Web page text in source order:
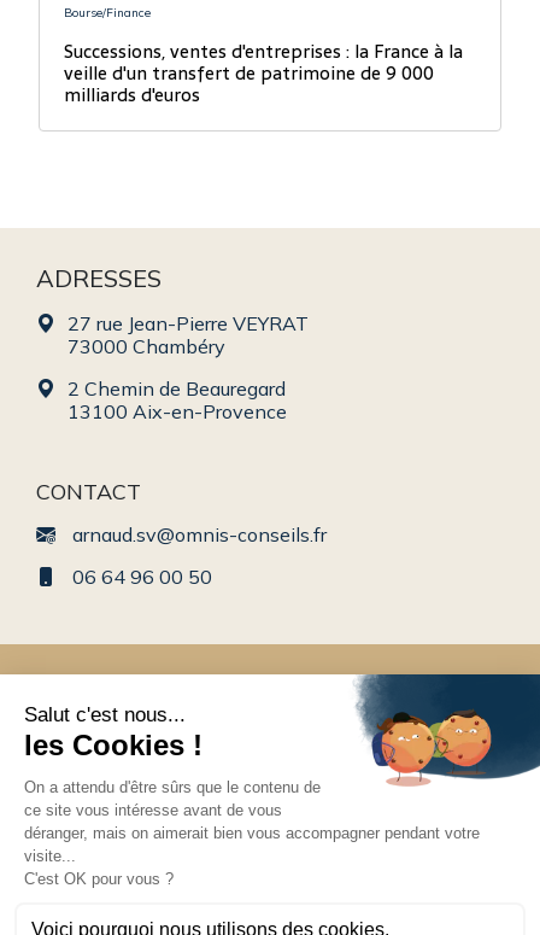
Bourse/Finance
Successions, ventes d'entreprises : la France à la
veille d'un transfert de patrimoine de 9 000
milliards d'euros
ADRESSES
27 rue Jean-Pierre VEYRAT
73000 Chambéry
2 Chemin de Beauregard
13100 Aix-en-Provence
CONTACT
arnaud.sv@omnis-conseils.fr
06 64 96 00 50
Conseil en gestion de patrimoine en Rhône-Alpes
© 2025 Tous droits réservés. Créé par